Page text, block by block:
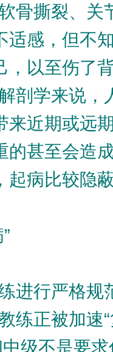
撕裂、关
适感，但不
，以至伤了
学来说，
来近期或远
的甚至会造
起病比较隐
进行严格规
正被加速“
级不是要